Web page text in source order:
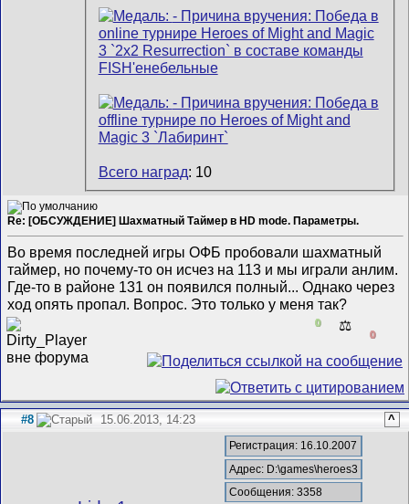
Всего наград: 10
Re: [ОБСУЖДЕНИЕ] Шахматный Таймер в HD mode. Параметры.
Во время последней игры ОФБ пробовали шахматный
таймер, но почему-то он исчез на 113 и мы играли анлим.
Где-то в районе 131 он появился полный... Однако через
ход опять пропал. Вопрос. Это только у меня так?
0 ⚖️
0
#8 15.06.2013, 14:23 ^
Регистрация: 16.10.2007
Адрес: D:\games\heroes3
Сообщения: 3358